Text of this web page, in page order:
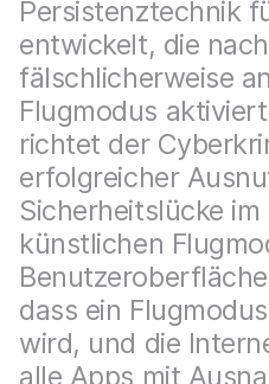
p
t
i
n
h
a
l
t
e
n
Persistenztechnik
entwickelt, die
fälschlicherweise
Flugmodus
richtet der
erfolgreicher
Sicherheitslücke im
künstlichen
dass ein
wird, und die
alle Apps mit